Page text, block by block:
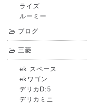
ライズ
ルーミー
ブログ
三菱
ek スペース
ekワゴン
デリカD:5
デリカミニ